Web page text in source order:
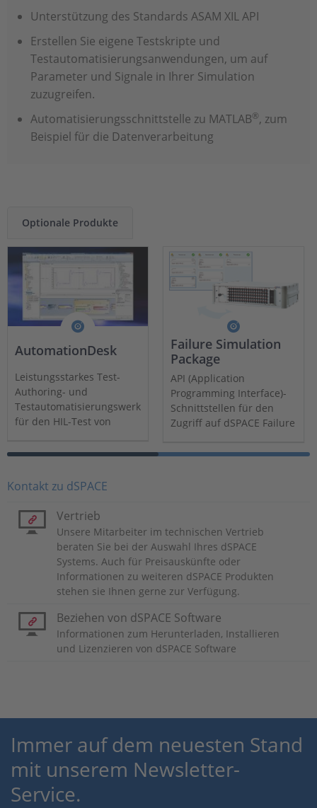
Unterstützung des Standards ASAM XIL API
Erstellen Sie eigene Testskripte und
Testautomatisierungsanwendungen, um auf
Parameter und Signale in Ihrer Simulation
zuzugreifen.
Automatisierungsschnittstelle zu MATLAB®, zum
Beispiel für die Datenverarbeitung
Optionale Produkte
AutomationDesk
Leistungsstarkes Test-
Authoring- und
Testautomatisierungswerkzeug
für den HIL-Test von
Failure Simulation
Package
API (Application
Programming Interface)-
Schnittstellen für den
Zugriff auf dSPACE Failure
Kontakt zu dSPACE
Vertrieb
Unsere Mitarbeiter im technischen Vertrieb
beraten Sie bei der Auswahl Ihres dSPACE
Systems. Auch für Preisauskünfte oder
Informationen zu weiteren dSPACE Produkten
stehen sie Ihnen gerne zur Verfügung.
Beziehen von dSPACE Software
Informationen zum Herunterladen, Installieren
und Lizenzieren von dSPACE Software
Immer auf dem neuesten Stand
mit unserem Newsletter-
Service.